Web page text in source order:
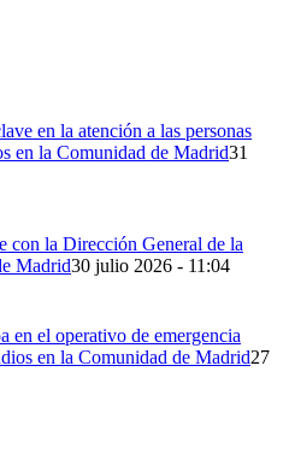
en la atención a las personas
en la Comunidad de Madrid31
con la Dirección General de la
Madrid30 julio 2026 - 11:04
el operativo de emergencia
en la Comunidad de Madrid27